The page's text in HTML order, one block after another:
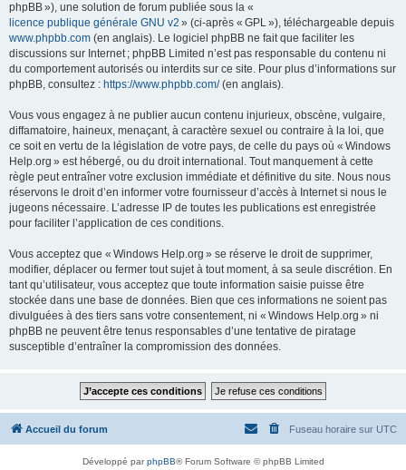
phpBB »), une solution de forum publiée sous la «
licence publique générale GNU v2 » (ci-après « GPL »), téléchargeable depuis
www.phpbb.com (en anglais). Le logiciel phpBB ne fait que faciliter les
discussions sur Internet ; phpBB Limited n’est pas responsable du contenu ni
du comportement autorisés ou interdits sur ce site. Pour plus d’informations sur
phpBB, consultez : https://www.phpbb.com/(en anglais).
Vous vous engagez à ne publier aucun contenu injurieux, obscène, vulgaire,
diffamatoire, haineux, menaçant, à caractère sexuel ou contraire à la loi, que
ce soit en vertu de la législation de votre pays, de celle du pays où « Windows
Help.org » est hébergé, ou du droit international. Tout manquement à cette
règle peut entraîner votre exclusion immédiate et définitive du site. Nous nous
réservons le droit d’en informer votre fournisseur d’accès à Internet si nous le
jugeons nécessaire. L’adresse IP de toutes les publications est enregistrée
pour faciliter l’application de ces conditions.
Vous acceptez que « Windows Help.org » se réserve le droit de supprimer,
modifier, déplacer ou fermer tout sujet à tout moment, à sa seule discrétion. En
tant qu’utilisateur, vous acceptez que toute information saisie puisse être
stockée dans une base de données. Bien que ces informations ne soient pas
divulguées à des tiers sans votre consentement, ni « Windows Help.org » ni
phpBB ne peuvent être tenus responsables d’une tentative de piratage
susceptible d’entraîner la compromission des données.
Accueil du forum Fuseau horaire sur UTC
Développé parphpBB® Forum Software © phpBB Limited